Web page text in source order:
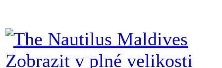
Zobrazit v plné velikosti